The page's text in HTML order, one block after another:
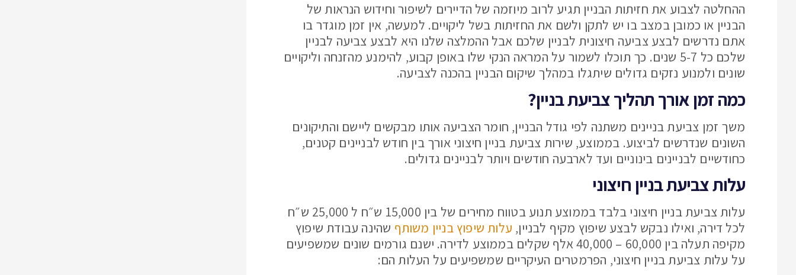
ההחלטה לצבוע את חזיתות הבניין תגיע לרוב מיוזמה של הדיירים לשיפור וחידוש הנראות של
הבניין או כמובן במצב בו יש לתקן ולשם את החזיתות בשל ליקויים. למעשה, אין זמן מוגדר בו
אתם נדרשים לבצע צביעה חיצונית לבניין שלכם אבל ההמלצה שלנו היא לבצע צביעה לבניין
שלכם כל 5-7 שנים. כך תוכלו לשמור על המראה הנקי שלו באופן קבוע, להימנע מהזנחה וליקויים
שונים ולמנוע נזקים גדולים שיתגלו במהלך שיקום הבניין בהכנה לצביעה.
כמה זמן אורך תהליך צביעת בניין?
משך זמן צביעת בניינים משתנה לפי גודל הבניין, חומר הצביעה אותו מבקשים ליישם והתיקונים
השונים שנדרשים לביצוע. בממוצע, שירות צביעת בניין חיצוני אורך בין חודש לבניינים קטנים,
כחודשיים לבניינים בינוניים ועד לארבעה חודשים ויותר לבניינים גדולים.
עלות צביעת בניין חיצוני
עלות צביעת בניין חיצוני בלבד בממוצע תנוע בטווח מחירים של בין 15,000 ש״ח ל 25,000 ש״ח
לכל דירה, ואילו נבקש לבצע שיפוץ מקיף לבניין, עלות שיפוץ בניין משותף שהינה עבודת שיפוץ
מקיפה תעלה בין 60,000 – 40,000 אלף שקלים בממוצע לדירה. ישנם גורמים שונים שמשפיעים
על עלות צביעת בניין חיצוני, הפרמטרים העיקריים שמשפיעים על העלות הם: